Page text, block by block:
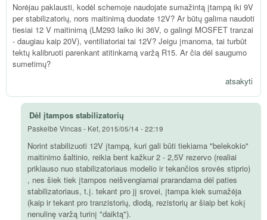
Norėjau paklausti, kodėl schemoje naudojate sumažintą įtampą iki 9V
per stabilizatorių, nors maitinimą duodate 12V? Ar būtų galima naudoti
tiesiai 12 V maitinimą (LM293 laiko iki 36V, o galingi MOSFET tranzai
- daugiau kaip 20V), ventiliatoriai tai 12V? Jeigu įmanoma, tai turbūt
tektų kalibruoti parenkant atitinkamą varžą R15. Ar čia dėl saugumo
sumetimų?
atsakyti
Dėl įtampos stabilizatorių
Paskelbė Vincas- Ket, 2015/05/14 - 22:19
Norint stabilizuoti 12V įtampą, kuri gali būti tiekiama "belekokio"
maitinimo šaltinio, reikia bent kažkur 2 - 2,5V rezervo (realiai
priklauso nuo stabilizatoriaus modelio ir tekančios srovės stiprio)
, nes šiek tiek įtampos neišvengiamai prarandama dėl paties
stabilizatoriaus, t.į. tekant pro jį srovei, įtampa kiek sumažėja
(kaip ir tekant pro tranzistorių, diodą, rezistorių ar šiaip bet kokį
nenulinę varžą turinį "daiktą").